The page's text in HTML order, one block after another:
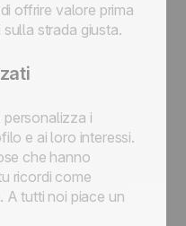
offrire valore prima
strada giusta.
i
e ai loro interessi.
che hanno
ricordi come
A tutti noi piace un